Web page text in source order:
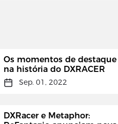
Os momentos de destaque
na história do DXRACER
Sep. 01, 2022
DXRacer e Metaphor: